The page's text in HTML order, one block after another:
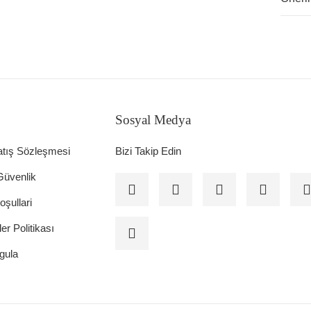
Sözleşmesi
Politikası
Sosyal Medya
Bizi Takip Edin